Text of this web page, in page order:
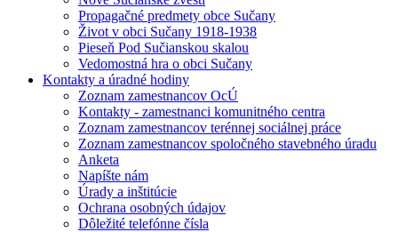
Propagačné predmety obce Sučany
Život v obci Sučany 1918-1938
Pieseň Pod Sučianskou skalou
Vedomostná hra o obci Sučany
Kontakty a úradné hodiny
Zoznam zamestnancov OcÚ
Kontakty - zamestnanci komunitného centra
Zoznam zamestnancov terénnej sociálnej práce
Zoznam zamestnancov spoločného stavebného úradu
Anketa
Napíšte nám
Úrady a inštitúcie
Ochrana osobných údajov
Dôležité telefónne čísla